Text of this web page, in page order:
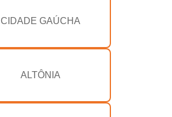
CIDADE GAÚCHA
ALTÔNIA